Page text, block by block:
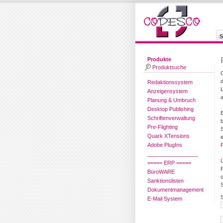
Produkte
Produktsuche
Redaktionssystem
Anzeigensystem
Planung & Umbruch
Desktop Publishing
Schriftenverwaltung
Pre-Flighting
Quark XTensions
Adobe PlugIns
===== ERP =====
BüroWARE
Sanktionslisten
Dokumentmanagement
E-Mail System